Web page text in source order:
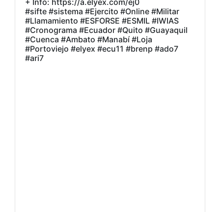
+ Info: https://a.elyex.com/ej0
#sifte #sistema #Ejercito #Online #Militar
#Llamamiento #ESFORSE #ESMIL #IWIAS
#Cronograma #Ecuador #Quito #Guayaquil
#Cuenca #Ambato #Manabí #Loja
#Portoviejo #elyex #ecu11 #brenp #ado7
#ari7